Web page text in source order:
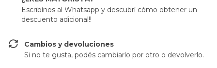
Escribínos al Whatsapp y descubrí cómo obtener un
descuento adicional!!
Cambios y devoluciones
Si no te gusta, podés cambiarlo por otro o devolverlo.